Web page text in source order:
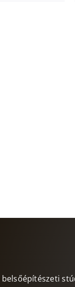
belsőépítészeti